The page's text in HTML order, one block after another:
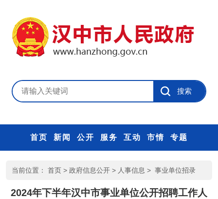
首页 新闻 公开 服务 互动 市情 专题
当前位置： 首页 > 政府信息公开 > 人事信息 > 事业单位招录
2024年下半年汉中市事业单位公开招聘工作人